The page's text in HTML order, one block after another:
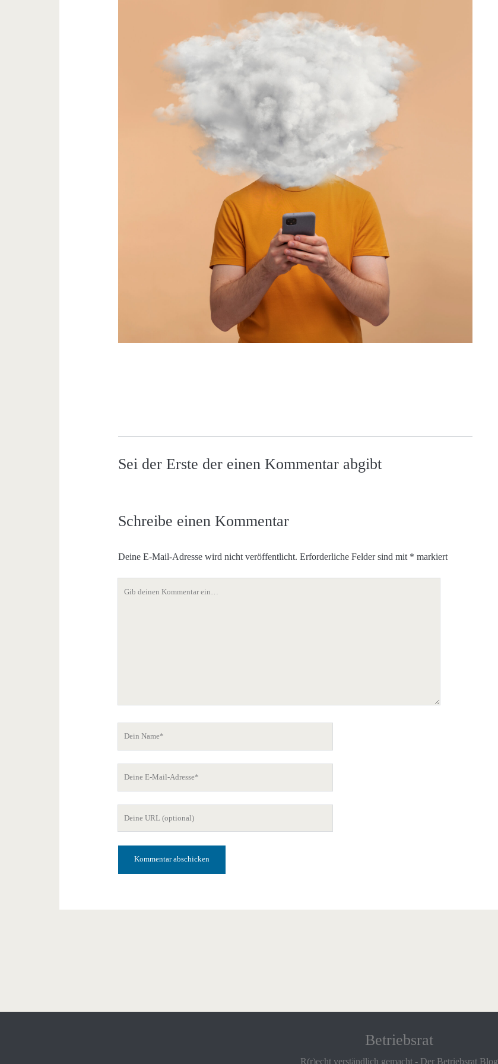
Sei der Erste der einen Kommentar abgibt
Schreibe einen Kommentar
Deine E-Mail-Adresse wird nicht veröffentlicht. Erforderliche Felder sind mit * markiert
Adresse
Betriebsrat
R(r)echt verständlich gemacht - Der Betriebsrat Blog